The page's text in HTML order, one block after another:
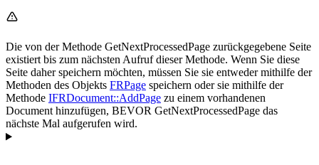
Die von der Methode GetNextProcessedPage zurückgegebene Seite
existiert bis zum nächsten Aufruf dieser Methode. Wenn Sie diese
Seite daher speichern möchten, müssen Sie sie entweder mithilfe der
Methoden des Objekts FRPage speichern oder sie mithilfe der
Methode IFRDocument::AddPage zu einem vorhandenen
Document hinzufügen, BEVOR GetNextProcessedPage das
nächste Mal aufgerufen wird.